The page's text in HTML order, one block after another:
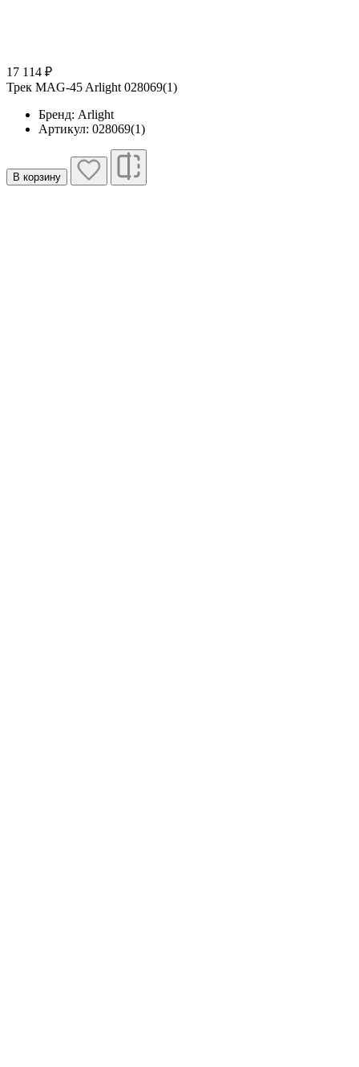
17 114 ₽
Трек MAG-45 Arlight 028069(1)
Бренд: Arlight
Артикул: 028069(1)
В корзину